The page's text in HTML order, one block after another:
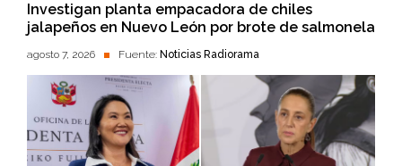
Investigan planta empacadora de chiles
jalapeños en Nuevo León por brote de salmonela
agosto 7, 2026 Fuente: Noticias Radiorama